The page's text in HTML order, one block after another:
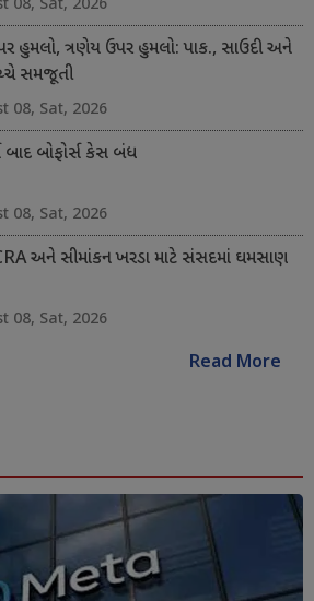
હુમલો, ત્રણેય ઉપર હુમલો: પાક., સાઉદી અને
સમજૂતી
08, Sat, 2026
બાદ બોફોર્સ કેસ બંધ
08, Sat, 2026
અને સીમાંકન ખરડા માટે સંસદમાં ઘમસાણ
08, Sat, 2026
Read More